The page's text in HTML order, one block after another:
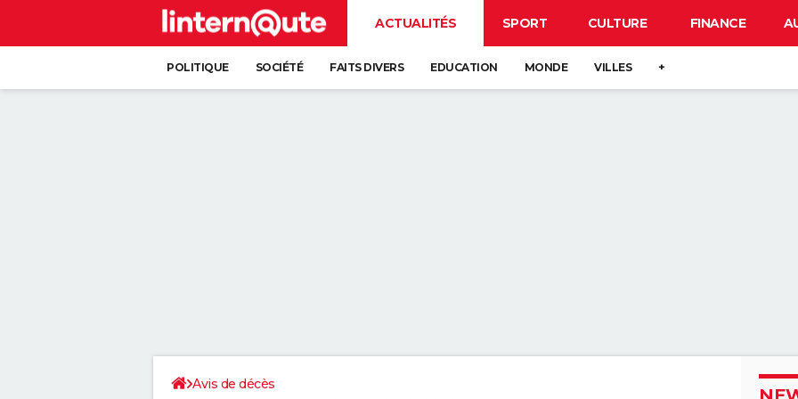
ACTUALITÉS SPORT CULTURE FINANCE
POLITIQUE SOCIÉTÉ FAITS DIVERS EDUCATION MONDE VILLES +
Avis de décès